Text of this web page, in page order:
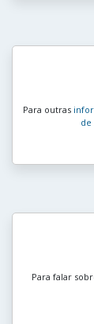
Para outras
de
Para falar